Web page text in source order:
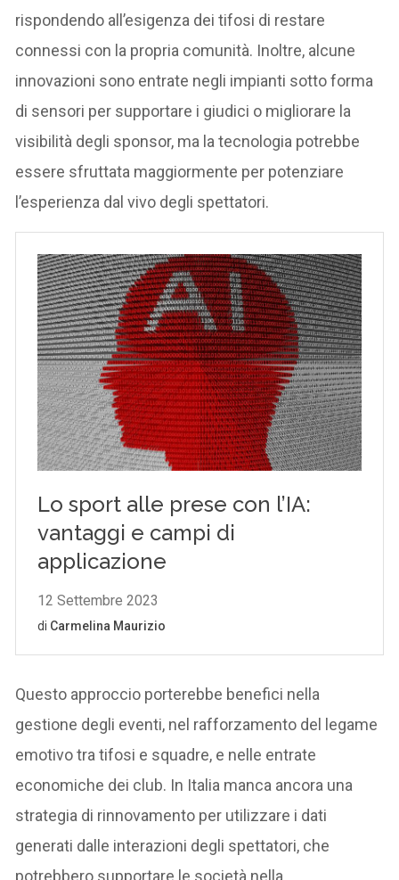
rispondendo all’esigenza dei tifosi di restare
connessi con la propria comunità. Inoltre, alcune
innovazioni sono entrate negli impianti sotto forma
di sensori per supportare i giudici o migliorare la
visibilità degli sponsor, ma la tecnologia potrebbe
essere sfruttata maggiormente per potenziare
l’esperienza dal vivo degli spettatori.
Questo approccio porterebbe benefici nella
gestione degli eventi, nel rafforzamento del legame
emotivo tra tifosi e squadre, e nelle entrate
economiche dei club. In Italia manca ancora una
strategia di rinnovamento per utilizzare i dati
generati dalle interazioni degli spettatori, che
potrebbero supportare le società nella